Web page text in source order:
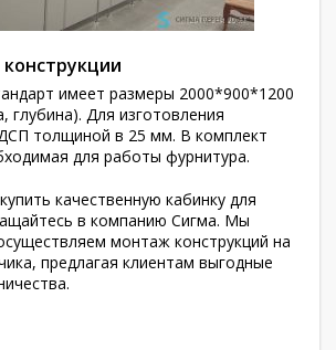
имеет размеры 2000*900*1200
глубина). Для изготовления
толщиной в 25 мм. В комплект
для работы фурнитура.
качественную кабинку для
в компанию Сигма. Мы
монтаж конструкций на
предлагая клиентам выгодные